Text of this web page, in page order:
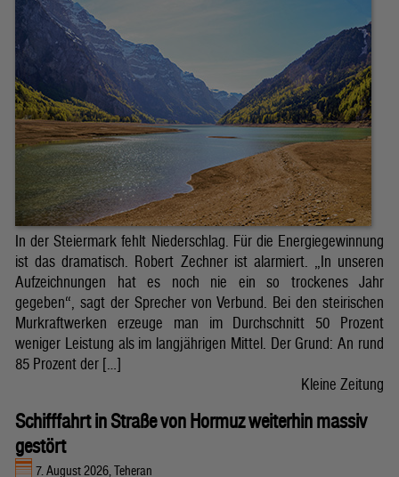
In der Steiermark fehlt Niederschlag. Für die Energiegewinnung
ist das dramatisch. Robert Zechner ist alarmiert. „In unseren
Aufzeichnungen hat es noch nie ein so trockenes Jahr
gegeben“, sagt der Sprecher von Verbund. Bei den steirischen
Murkraftwerken erzeuge man im Durchschnitt 50 Prozent
weniger Leistung als im langjährigen Mittel. Der Grund: An rund
85 Prozent der […]
Kleine Zeitung
Schifffahrt in Straße von Hormuz weiterhin massiv
gestört
7. August 2026, Teheran